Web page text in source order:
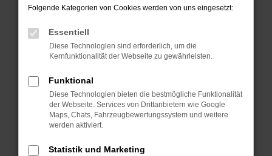
Prüfe deine Browsererweiterungen.
können das Laden bestimmter Seiten
verhindern. Funktioniert die Seite in einem
anderen Browser oder in einem privaten
Starte dein Gerät neu.
Das kann manchmal helfen, vorübergehende
Probleme zu beheben.
Betriebssystem auf dem neuesten Stand
Folgende Kategorien von Cookies werden von uns eingesetzt:
Essentiell
Diese Technologien sind erforderlich, um die
Kernfunktionalität der Webseite zu gewährleisten.
Funktional
Diese Technologien bieten die bestmögliche Funktionalität
der Webseite. Services von Drittanbietern wie Google
Maps, Chats, Fahrzeugbewertungssystem und weitere
werden aktiviert.
Statistik und Marketing